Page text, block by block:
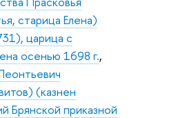
старица Елена)
царица с
осенью 1698 г.,
(казнен
Брянской приказной